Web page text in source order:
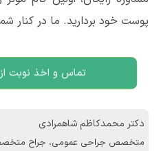
پوست خود بردارید. ما در کنار
تماس و اخذ
دکتر محمدکاظم شاهمرادی
متخصص جراحی عمومی، جراح